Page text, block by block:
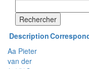
Rechercher
Description
Aa Pieter
van der